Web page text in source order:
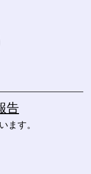
告
ます。